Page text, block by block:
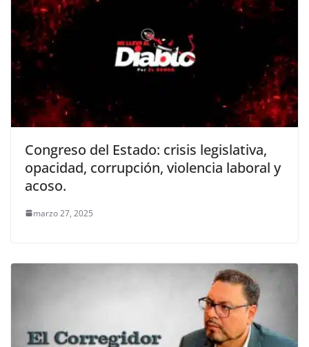
Congreso del Estado: crisis legislativa,
opacidad, corrupción, violencia laboral y
acoso.
marzo 27, 2025